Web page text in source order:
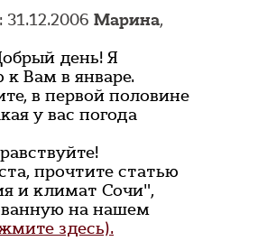
Марина,
день! Я
Вам в январе.
в первой половине
у вас погода
прочтите статью
и климат Сочи",
на нашем
здесь).